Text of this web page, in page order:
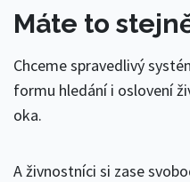
Máte to
Chceme spravedlivý
formu hledání i oslovení
oka.
A živnostníci si zase